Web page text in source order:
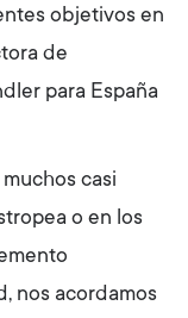
objetivos en
de
para España
casi
o en los
nos acordamos